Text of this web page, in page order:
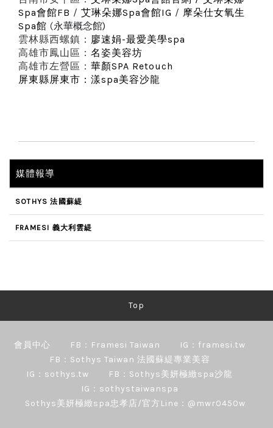
Spa會館FB / 艾琳朵娜Spa會館IG / 摩朵仕女氧生
Spa館 (永華概念館)
雲林縣西螺鎮： 廖速娟-最愛美學spa
高雄市鳳山區： 名姿美容坊
高雄市左營區： 華顏SPA Retouch
屏東縣屏東市： 漾spa美容沙龍
媒體報導
SOTHYS 法國蘇緹
FRAMESI 義大利雲緹
Top
會員中心 FB：Framesi Taiwan
IG：framesi.tw
FB：Sothys Taiwan 法國蘇緹專業美容
IG：sothys.tw
FB：Sothys美妍極緻spa沙龍
IG：sothystaiwanspa
Sothys美妍極緻spa忠孝店/官方Line：@mwr0450w